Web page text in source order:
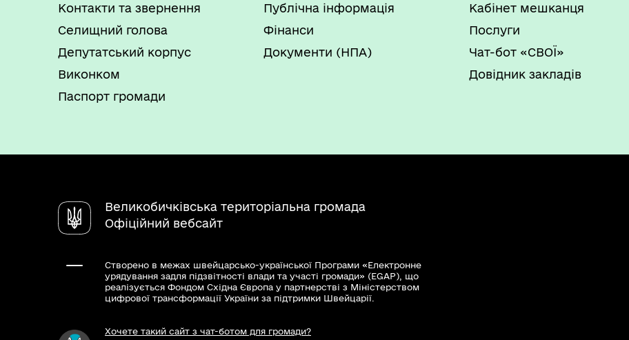
Контакти та звернення
Селищний голова
Депутатський корпус
Виконком
Паспорт громади
Публічна інформація
Фінанси
Документи (НПА)
Кабінет мешканця
Послуги
Чат-бот «СВОЇ»
Довідник закладів
Великобичківська територіальна громада
Офіційний вебсайт
Створено в межах швейцарсько-української Програми «Електронне
урядування задля підзвітності влади та участі громади» (EGAP), що
реалізується Фондом Східна Європа у партнерстві з Міністерством
цифрової трансформації України за підтримки Швейцарії.
Хочете такий сайт з чат-ботом для громади?